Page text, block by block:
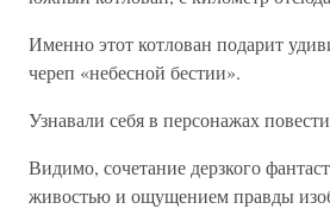
Именно этот котлован подарит
череп «небесной бестии».
Узнавали себя в персонажах
Видимо, сочетание дерзкого
живостью и ощущением правды